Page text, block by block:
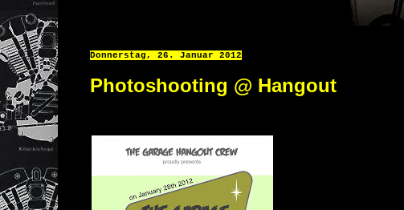
Donnerstag, 26. Januar 2012
Photoshooting @ Hangout